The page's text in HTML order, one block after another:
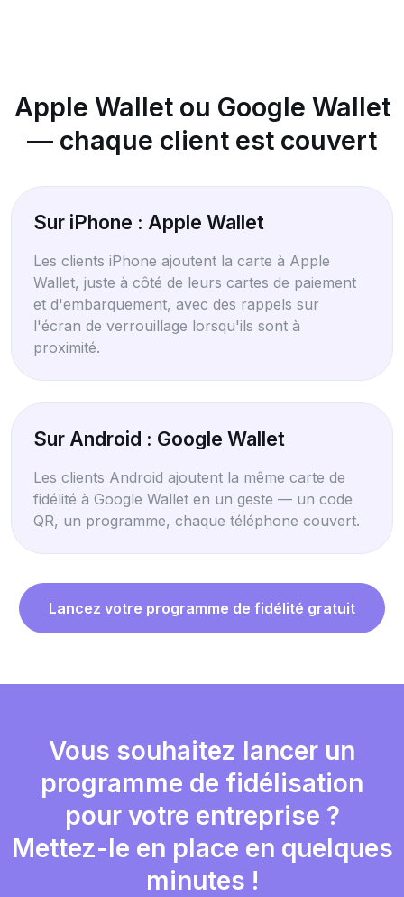
Apple Wallet ou Google Wallet
— chaque client est couvert
Sur iPhone : Apple Wallet
Les clients iPhone ajoutent la carte à Apple
Wallet, juste à côté de leurs cartes de paiement
et d'embarquement, avec des rappels sur
l'écran de verrouillage lorsqu'ils sont à
proximité.
Sur Android : Google Wallet
Les clients Android ajoutent la même carte de
fidélité à Google Wallet en un geste — un code
QR, un programme, chaque téléphone couvert.
Lancez votre programme de fidélité gratuit
Vous souhaitez lancer un
programme de fidélisation
pour votre entreprise ?
Mettez-le en place en quelques
minutes !